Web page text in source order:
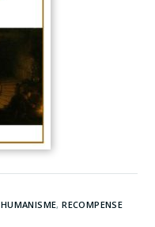
HUMANISME, RECOMPENSE